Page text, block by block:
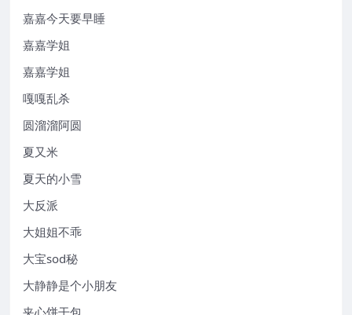
嘉嘉今天要早睡
嘉嘉学姐
嘉嘉学姐
嘎嘎乱杀
圆溜溜阿圆
夏又米
夏天的小雪
大反派
大姐姐不乖
大宝sod秘
大静静是个小朋友
夹心饼干包